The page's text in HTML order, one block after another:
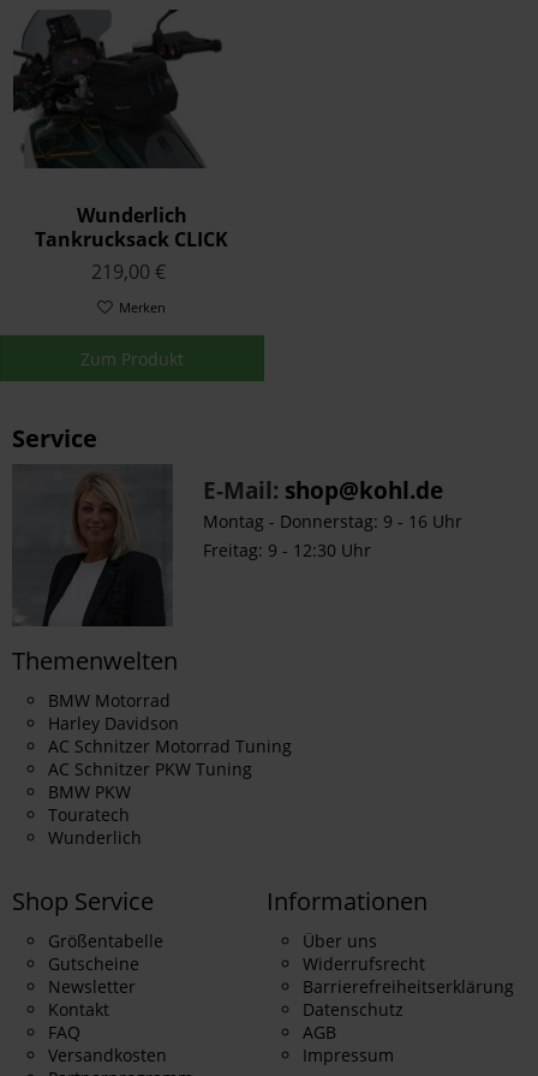
Wunderlich
Tankrucksack CLICK
BAG 11 - schwarz
219,00 €
Merken
Zum Produkt
Service
E-Mail: shop@kohl.de
Montag - Donnerstag: 9 - 16 Uhr
Freitag: 9 - 12:30 Uhr
Themenwelten
BMW Motorrad
Harley Davidson
AC Schnitzer Motorrad Tuning
AC Schnitzer PKW Tuning
BMW PKW
Touratech
Wunderlich
Shop Service
Größentabelle
Gutscheine
Newsletter
Kontakt
FAQ
Versandkosten
Informationen
Über uns
Widerrufsrecht
Barrierefreiheitserklärung
Datenschutz
AGB
Impressum